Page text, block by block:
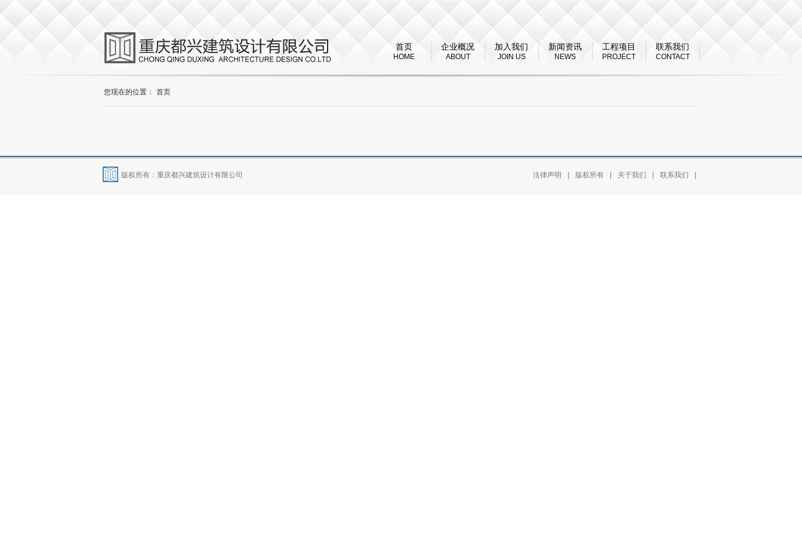
首页
HOME
企业概况
ABOUT
加入我们
JOIN US
新闻资讯
NEWS
工程项目
PROJECT
联系我们
CONTACT
您现在的位置： 首页
版权所有：重庆都兴建筑设计有限公司 法律声明 版权所有 关于我们 联系我们